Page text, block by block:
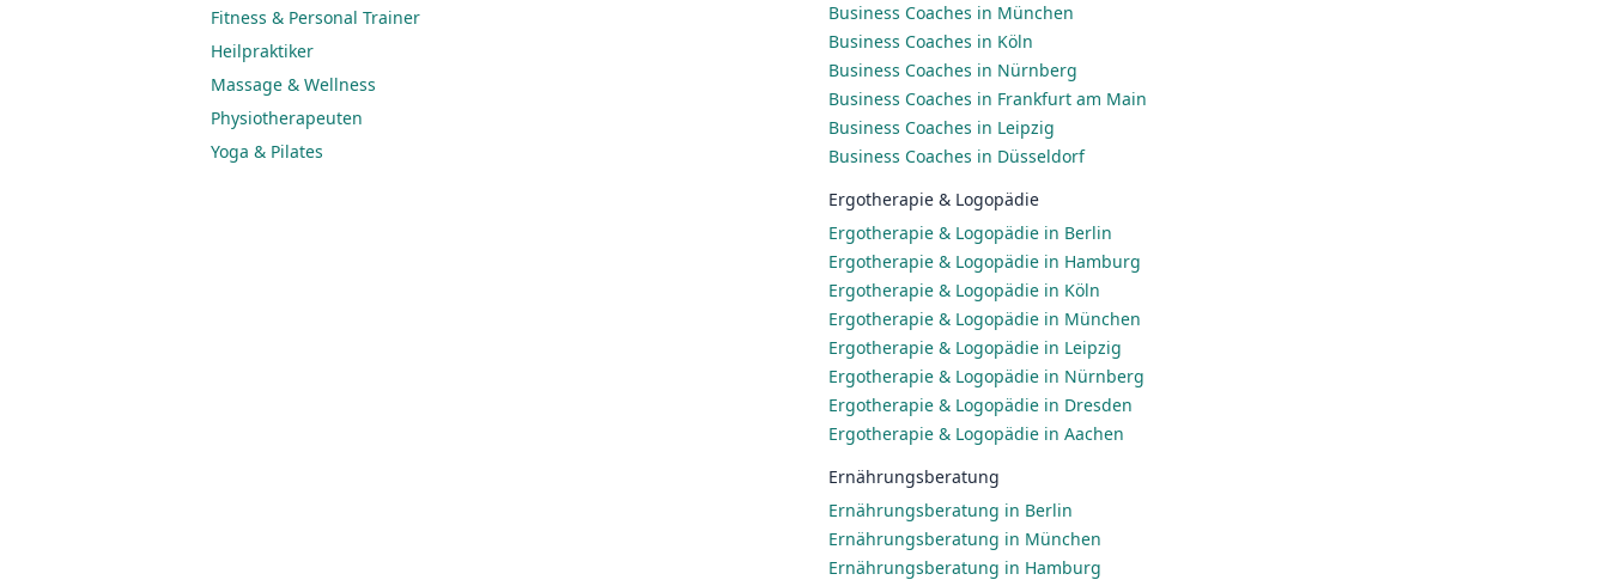
Fitness & Personal Trainer
Heilpraktiker
Massage & Wellness
Physiotherapeuten
Yoga & Pilates
Business Coaches in München
Business Coaches in Köln
Business Coaches in Nürnberg
Business Coaches in Frankfurt am Main
Business Coaches in Leipzig
Business Coaches in Düsseldorf
Ergotherapie & Logopädie
Ergotherapie & Logopädie in Berlin
Ergotherapie & Logopädie in Hamburg
Ergotherapie & Logopädie in Köln
Ergotherapie & Logopädie in München
Ergotherapie & Logopädie in Leipzig
Ergotherapie & Logopädie in Nürnberg
Ergotherapie & Logopädie in Dresden
Ergotherapie & Logopädie in Aachen
Ernährungsberatung
Ernährungsberatung in Berlin
Ernährungsberatung in München
Ernährungsberatung in Hamburg